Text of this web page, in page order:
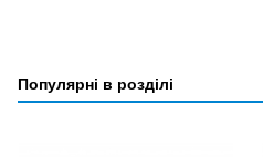
Популярні в розділі